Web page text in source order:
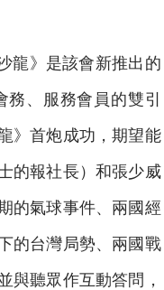
龍》是該會新推出的
、服務會員的雙引
》首炮成功，期望能
的報社長）和張少威
的氣球事件、兩國經
的台灣局勢、兩國戰
與聽眾作互動答問，